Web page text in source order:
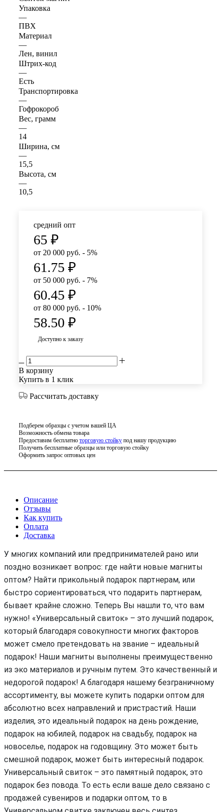
Упаковка
—
ПВХ
Материал
—
Лен, винил
Штрих-код
—
Есть
Транспортировка
—
Гофрокороб
Вес, грамм
—
14
Ширина, см
—
15,5
Высота, см
—
10,5
средний опт
65 ₽
от 20 000 руб. - 5%
61.75 ₽
от 50 000 руб. - 7%
60.45 ₽
от 80 000 руб. - 10%
58.50 ₽
Доступно к заказу
В корзину
Купить в 1 клик
Рассчитать доставку
Подберем образцы с учетом вашей ЦА
Возможность обмена товара
Предоставим бесплатно торговую стойку под нашу продукцию
Получить бесплатные образцы или торговую стойку
Оформить запрос оптовых цен
Описание
Отзывы
Как купить
Оплата
Доставка
У многих компаний или предпринимателей рано или
поздно возникает вопрос: где найти новые магниты
оптом? Найти прикольный подарок партнерам, или
быстро сориентироваться, что подарить партнерам,
бывает крайне сложно. Теперь Вы нашли то, что вам
нужно! «Универсальный свиток» – это лучший подарок,
который благодаря совокупности многих факторов
может смело претендовать на звание – идеальный
подарок! Наши магниты выполнены преимущественно
из эко материалов и ручным путем. Это качественный и
недорогой подарок! А благодаря нашему безграничному
ассортименту, вы можете купить подарки оптом для
абсолютно всех направлений и пристрастий. Наши
изделия, это идеальный подарок на день рождение,
подарок на юбилей, подарок на свадьбу, подарок на
новоселье, подарок на годовщину. Это может быть
смешной подарок, может быть интересный подарок.
Универсальный свиток – это памятный подарок, это
подарок без повода. То есть если ваше дело связано с
продажей сувениров и подарки оптом, то в